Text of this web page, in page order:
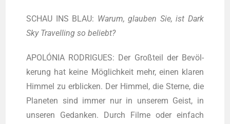
SCHAU INS BLAU: War­um, glau­ben Sie, ist Dark
Sky Tra­vel­ling so beliebt?
APOLÓNIA RODRIGUES: Der Groß­teil der Bevöl­
ke­rung hat kei­ne Mög­lich­keit mehr, einen kla­ren
Him­mel zu erbli­cken. Der Him­mel, die Ster­ne, die
Pla­ne­ten sind immer nur in unse­rem Geist, in
unse­ren Gedan­ken. Durch Fil­me oder ein­fach